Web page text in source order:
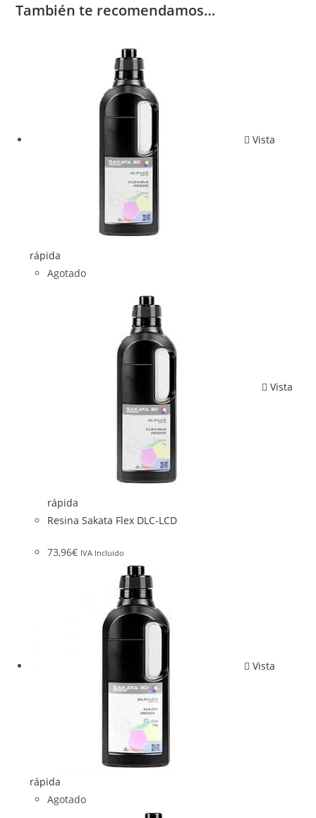
También te recomendamos…
Vista
rápida
Agotado
Vista
rápida
Resina Sakata Flex DLC-LCD
73,96€ IVA Incluido
Vista
rápida
Agotado